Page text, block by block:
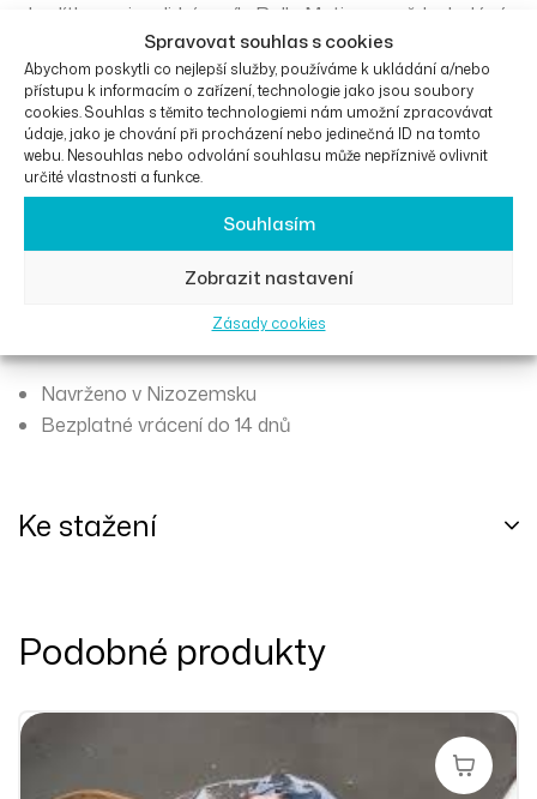
Spravovat souhlas s cookies
Abychom poskytli co nejlepší služby, používáme k ukládání a/nebo
přístupu k informacím o zařízení, technologie jako jsou soubory
cookies. Souhlas s těmito technologiemi nám umožní zpracovávat
údaje, jako je chování při procházení nebo jedinečná ID na tomto
webu. Nesouhlas nebo odvolání souhlasu může nepříznivě ovlivnit
určité vlastnosti a funkce.
Souhlasím
Zobrazit nastavení
Zásady cookies
chodítka na invalidní vozík. Rollz Motion se vždy dodává
včetně balíčku pro invalidní vozík, ale tento díl lze
zakoupit i samostatně, pokud jste jej ztratili. Při
objednání jako náhradní díl neobsahuje balíček invalidního
vozíku opěrky nohou, proto si je v případě ztráty
nezapomeňte objednat také.
: Tato verze balení invalidního vozíku se hodí k
vozíkům Rollz Motion a Rollz Motion Rhythm. Pokud
Performance, kontaktujte nás.
Navrženo v Nizozemsku
Bezplatné vrácení do 14 dnů
Ke stažení
Podobné produkty
Přidat Do